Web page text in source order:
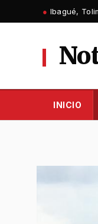
al
● Ibagué,
INICIO